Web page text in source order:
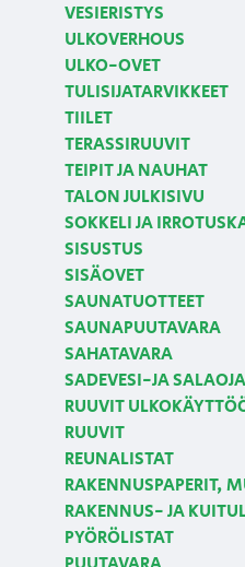
VESIERISTYS
ULKOVERHOUS
ULKO-OVET
TULISIJATARVIKKEET
TIILET
TERASSIRUUVIT
TEIPIT JA NAUHAT
TALON JULKISIVU
SOKKELI JA
SISUSTUS
SISÄOVET
SAUNATUOTTEET
SAUNAPUUTAVARA
SAHATAVARA
SADEVESI-JA
RUUVIT
RUUVIT
REUNALISTAT
RAKENNUSPAPERIT,
RAKENNUS- JA
PYÖRÖLISTAT